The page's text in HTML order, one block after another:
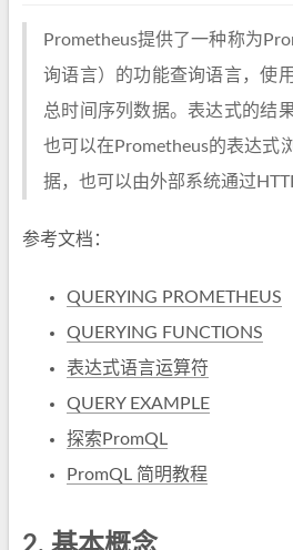
Prometheus提供了一种称为
询语言）的功能查询语言，使
总时间序列数据。表达式的结
也可以在Prometheus的表达式
据，也可以由外部系统通过
参考文档：
QUERYING PROMETHEUS
QUERYING FUNCTIONS
表达式语言运算符
QUERY EXAMPLE
探索PromQL
PromQL 简明教程